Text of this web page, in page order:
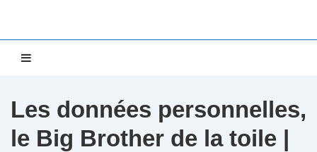
Les données personnelles,
le Big Brother de la toile |